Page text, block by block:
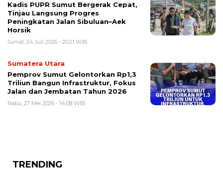
Kadis PUPR Sumut Bergerak Cepat,
Tinjau Langsung Progres
Peningkatan Jalan Sibuluan–Aek
Horsik
Jumat, 24 Juli 2026 - 20:21 WIB
Sumatera Utara
Pemprov Sumut Gelontorkan Rp1,3
Triliun Bangun Infrastruktur, Fokus
Jalan dan Jembatan Tahun 2026
Rabu, 27 Mei 2026 - 14:08 WIB
TRENDING